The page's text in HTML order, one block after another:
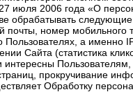
июля 2006 года «О
обрабатывать
почты, номер мобильного
а именно
Сайта (статистика
Пользователям,
прокручивание
Обработку